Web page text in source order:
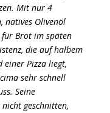
Mit nur 4
natives Olivenöl
für Brot im späten
die auf halbem
einer Pizza liegt,
sehr schnell
Seine
geschnitten,